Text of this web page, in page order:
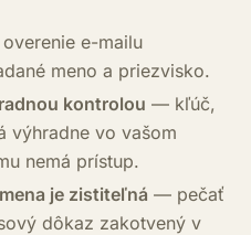
e-mailu
meno a priezvisko.
kontrolou — kľúč,
výhradne vo vašom
nemá prístup.
je zistiteľná — pečať
dôkaz zakotvený v